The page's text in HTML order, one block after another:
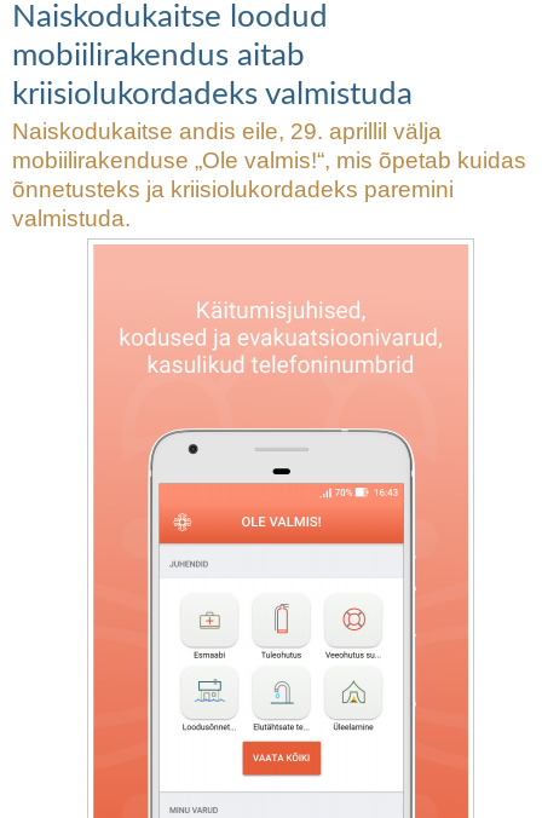
Naiskodukaitse loodud
mobiilirakendus aitab
kriisiolukordadeks valmistuda
Naiskodukaitse andis eile, 29. aprillil välja
mobiilirakenduse „Ole valmis!“, mis õpetab kuidas
õnnetusteks ja kriisiolukordadeks paremini
valmistuda.